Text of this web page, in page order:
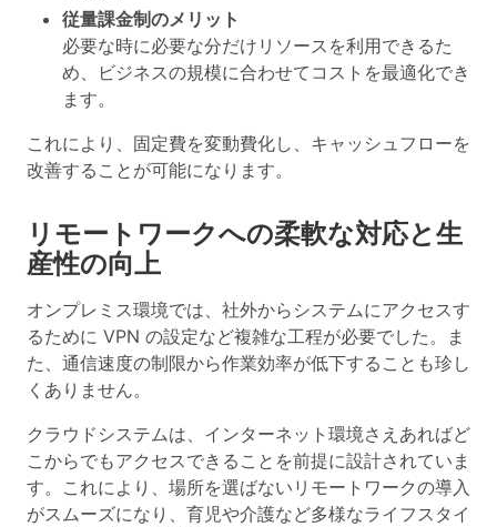
従量課金制のメリット
必要な時に必要な分だけリソースを利用できるた
め、ビジネスの規模に合わせてコストを最適化でき
ます。
これにより、固定費を変動費化し、キャッシュフローを
改善することが可能になります。
リモートワークへの柔軟な対応と生
産性の向上
オンプレミス環境では、社外からシステムにアクセスす
るために VPN の設定など複雑な工程が必要でした。ま
た、通信速度の制限から作業効率が低下することも珍し
くありません。
クラウドシステムは、インターネット環境さえあればど
こからでもアクセスできることを前提に設計されていま
す。これにより、場所を選ばない リモートワークの導入
がスムーズになり、育児や介護など多様なライフスタイ